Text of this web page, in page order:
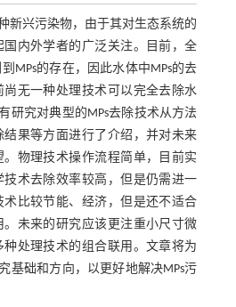
新兴污染物，由于其对生态系统的
内外学者的广泛关注。目前，全
MPs的存在，因此水体中MPs的去
尚无一种处理技术可以完全去除水
研究对典型的MPs去除技术从方法
果等方面进行了介绍，并对未来
。物理技术操作流程简单，目前实
技术去除效率较高，但是仍需进一
比较节能、经济，但是还不适合
未来的研究应该更注重小尺寸微
处理技术的组合联用。文章将为
基础和方向，以更好地解决MPs污